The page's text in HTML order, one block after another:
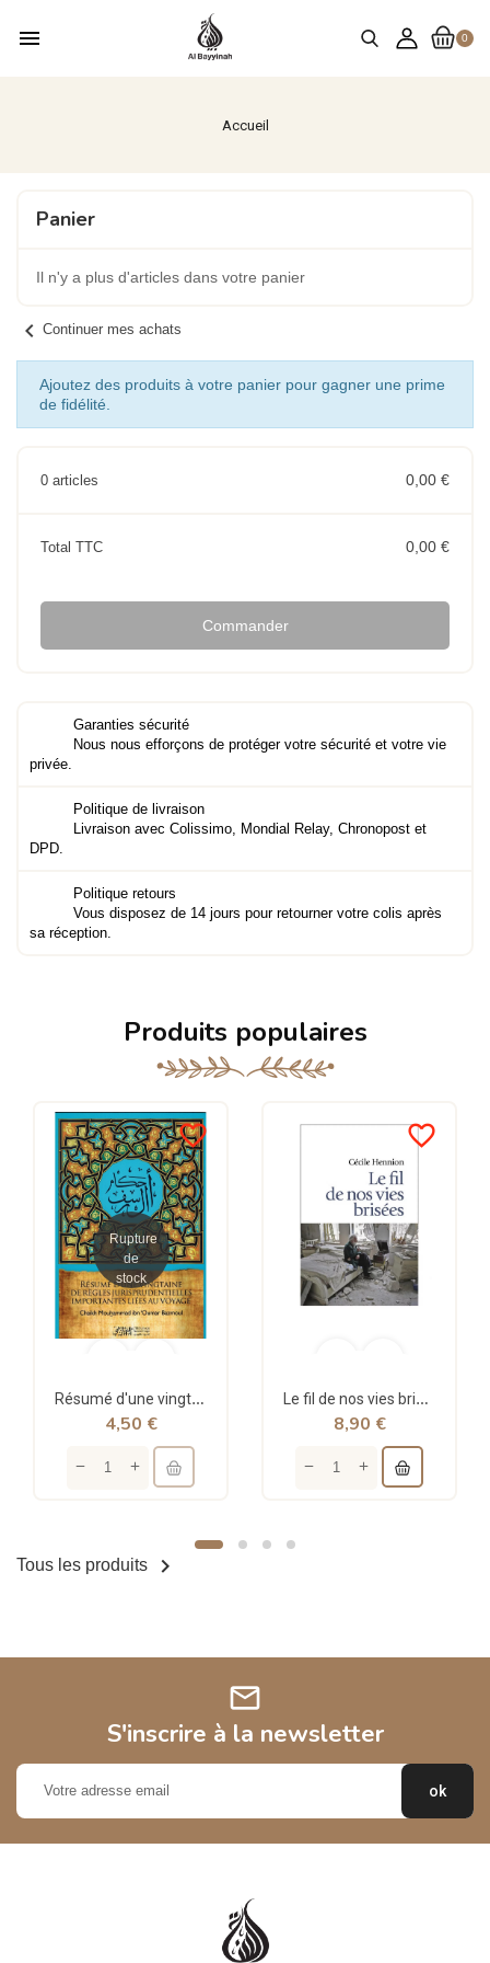
0
menu
Accueil
Panier
Il n'y a plus d'articles dans votre panier
chevron_left Continuer mes achats
Ajoutez des produits à votre panier pour gagner une prime
de fidélité.
0 articles 0,00 €
Total TTC 0,00 €
Commander
Garanties sécurité
Nous nous efforçons de protéger votre sécurité et votre vie
privée.
Politique de livraison
Livraison avec Colissimo, Mondial Relay, Chronopost et
DPD.
Politique retours
Vous disposez de 14 jours pour retourner votre colis après
sa réception.
Produits populaires
favorite_border
Rupture
de
stock
Résumé d'une vingtaine de règles jurisprudentielles liées au voyage - Bazmoul - Héritage...
4,50 €
favorite_border
Le fil de nos vies brisées - poche - Cécile Hennion - Points
8,90 €
Tous les produits 
mail
S'inscrire à la newsletter